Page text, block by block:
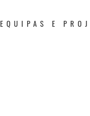
EQUIPAS E